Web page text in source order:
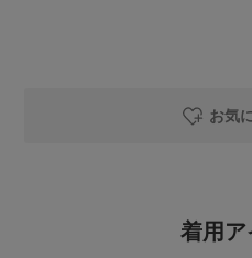
お気
着用ア